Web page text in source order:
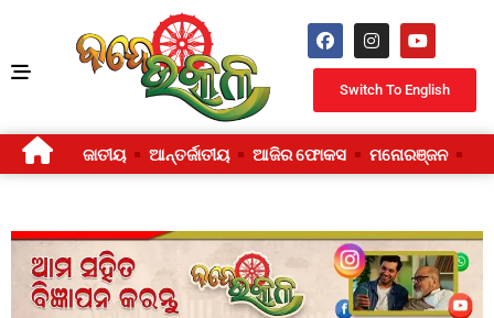
Switch To English
ଜାତୀୟ ଆନ୍ତର୍ଜାତୀୟ ଆଜିର ଫୋକସ ମନୋରଞ୍ଜନ